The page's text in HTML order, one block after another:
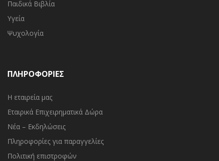
Παιδικά Βιβλία
Υγεία
Ψυχολογία
ΠΛΗΡΟΦΟΡΙΕΣ
Η εταιρεία μας
Εταιρικά Επιχειρηματικά Δώρα
Νέα – Εκδηλώσεις
Πληροφορίες για παραγγελίες
Πολιτική επιστροφών